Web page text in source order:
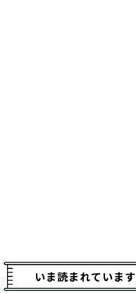
いま読まれています